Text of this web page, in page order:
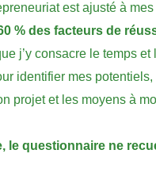
est ajusté à
% des facteurs de
j’y consacre le temps et
identifier mes
projet et les moyens à
le questionnaire ne